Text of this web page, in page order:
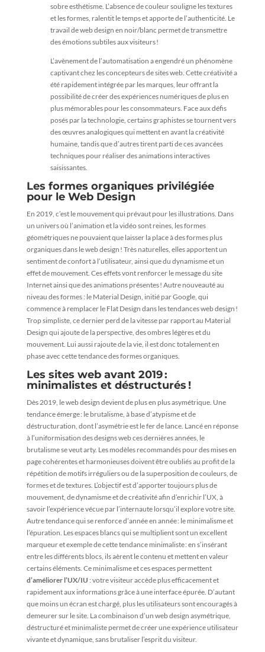
sobre esthétisme. L’absence de couleur souligne les textures
et les formes, ralentit le temps et apporte de l’authenticité. Le
travail de web design en noir/blanc permet de transmettre
des émotions subtiles aux visiteurs !
L’avènement de l’automatisation a engendré un phénomène
captivant chez les concepteurs de sites web. Cette créativité a
été rapidement intégrée par les marques, leur offrant la
possibilité de créer des expériences numériques de plus en
plus mémorables pour les consommateurs. Face aux défis
posés par la technologie, certains graphistes se tournent vers
des œuvres analogiques qui mettent en avant la créativité
humaine, tandis que d’autres tirent parti de ces avancées
techniques pour réaliser des animations interactives
saisissantes.
Les formes organiques privilégiée
pour le Web Design
En 2019, c’est le mouvement qui prévaut pour les illustrations. Dans
un univers où l’animation et la vidéo sont reines, les formes
géométriques ne pouvaient que laisser la place à des formes plus
organiques dans le web design ! Très naturelles, elles apportent un
sentiment de confort à l’utilisateur, ainsi que du dynamisme et un
effet de mouvement. Ces effets vont renforcer le message du site
Internet ainsi que des animations présentes ! Autre nouveauté au
niveau des formes : le Material Design, initié par Google, qui
commence à remplacer le Flat Design dans les tendances web design !
Trop simpliste, ce dernier perd de la vitesse par rapport au Material
Design qui ajoute de la perspective, des ombres légères et du
mouvement. Lui aussi rajoute de la vie, il est donc totalement en
phase avec cette tendance des formes organiques.
Les sites web avant 2019 :
minimalistes et déstructurés !
Dès 2019, le web design devient de plus en plus asymétrique. Une
tendance émerge : le brutalisme, à base d’atypisme et de
déstructuration, dont l’asymétrie est le fer de lance. Lancé en réponse
à l’uniformisation des designs web ces dernières années, le
brutalisme se veut arty. Les modèles recommandés pour des mises en
page cohérentes et harmonieuses doivent être oubliés au profit de la
répétition de motifs irréguliers ou de la superposition de couleurs, de
formes et de textures. L’objectif est d’apporter toujours plus de
mouvement, de dynamisme et de créativité afin d’enrichir l’UX, à
savoir l’expérience vécue par l’internaute lorsqu’il explore votre site.
Autre tendance qui se renforce d’année en année : le minimalisme et
l’épuration. Les espaces blancs qui se multiplient sont un excellent
marqueur et exemple de cette tendance minimaliste : en s’insérant
entre les différents blocs, ils aèrent le contenu et mettent en valeur
certains éléments. Ce minimalisme et ces espaces permettent
d’améliorer l’UX/IU : votre visiteur accède plus efficacement et
rapidement aux informations grâce à une interface épurée. D’autant
que moins un écran est chargé, plus les utilisateurs sont encouragés à
demeurer sur le site. La combinaison d’un web design asymétrique,
déstructuré et minimaliste permet de créer une expérience utilisateur
vivante et dynamique, sans brutaliser l’esprit du visiteur.